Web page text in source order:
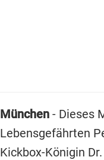
München- Dieses
Lebensgefährten
Kickbox-Königin